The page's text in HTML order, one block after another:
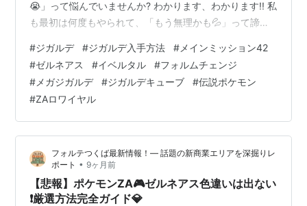
😭」って悩んでいませんか? わかります、わかります!! 私
も最初は何度もやられて、「もう無理かも💦」って諦め
ジガルデ入手の完全攻略法から3連戦の必勝テクニック、
おすすめ対策ポケモン、育成方法まですべて解説しちゃ
います! 実は、ジガルデはストーリークリア後の特別なミ
ッションで確実に入手できるんです🎉 しかも捕獲率
100%なので、正しい手順さえ踏めば誰でも必ずゲットで
きるんですよ! この記…
#ジガルデ #ジガルデ入手方法 # メインミッション42
#ゼルネアス #イベルタル #フォルムチェンジ
# メガジガルデ #ジガルデキューブ #伝説ポケモン
#ZAロワイヤル
フォルテつくば最新情報！— 話題の新商業エリアを深掘りレ
ポート • 9ヶ月前
【悲報】ポケモンZA🎮ゼルネアス色違いは出ない
❗厳選方法完全ガイド💎